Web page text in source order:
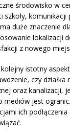
środowisko w
szkoły, komunikacji
duże znaczenie
lokalizacji
z nowego
istotny
czy działka
oraz kanalizacji,
mediów jest
ich